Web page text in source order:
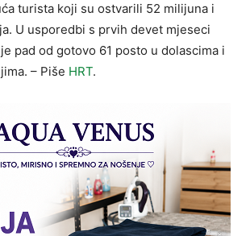
turista koji su ostvarili 52 milijuna i
U usporedbi s prvih devet mjeseci
pad od gotovo 61 posto u dolascima i
– Piše HRT.